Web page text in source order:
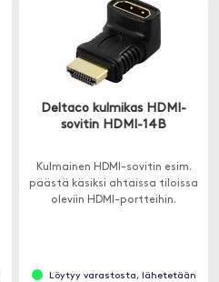
Deltaco kulmikas HDMI-
sovitin HDMI-14B
Kulmainen HDMI-sovitin esim.
päästä käsiksi ahtaissa tiloissa
oleviin HDMI-portteihin.
Löytyy varastosta, lähetetään